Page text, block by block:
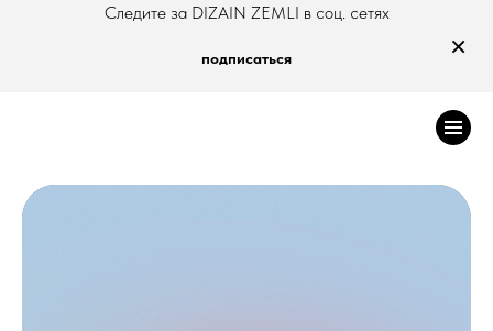
Следите за DIZAIN ZEMLI в соц. сетях
подписаться ×